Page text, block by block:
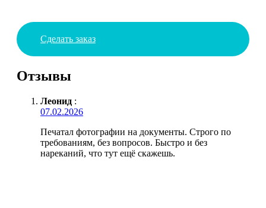
Сделать заказ
Отзывы
Леонид :
07.02.2026
Печатал фотографии на документы. Строго по
требованиям, без вопросов. Быстро и без
нареканий, что тут ещё скажешь.